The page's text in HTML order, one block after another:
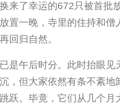
来了幸运的672只被首批
置一晚，寺里的住持和僧
回归自然。
是午后时分。此时抬眼
，但大家依然有条不紊
跃。毕竟，它们从几个月